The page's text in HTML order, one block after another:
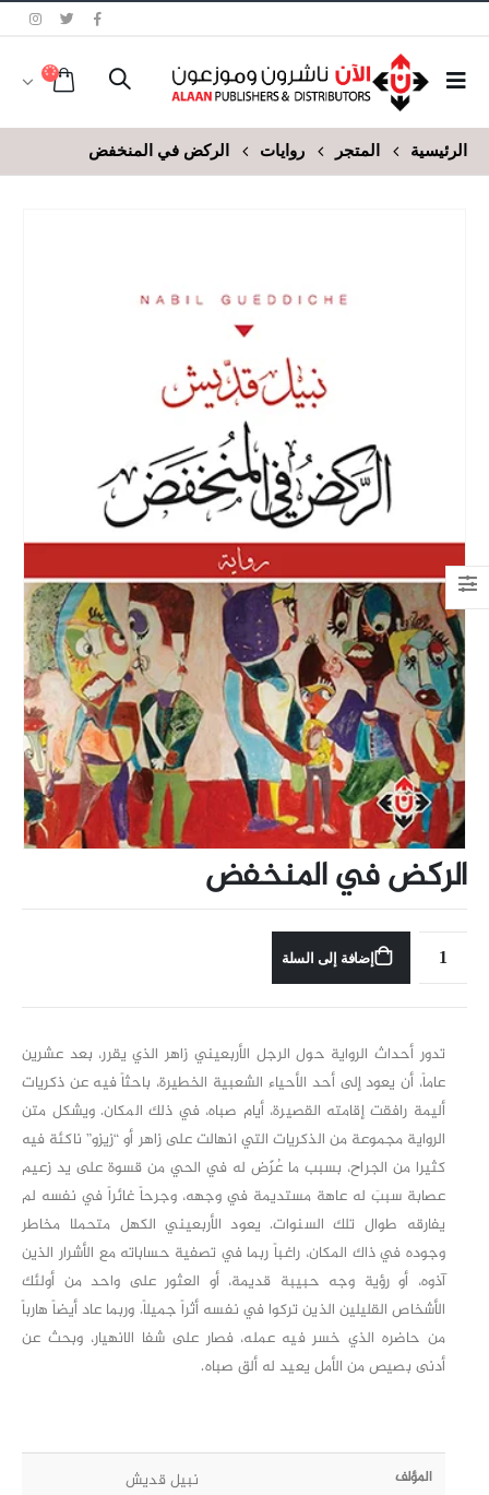
الرئيسية المتجر روايات الركض في المنخفض
الركض في المنخفض
إضافة إلى السلة
تدور أحداث الرواية حول الرجل الأربعيني زاهر الذي يقرر، بعد عشرين
عاماً، أن يعود إلى أحد الأحياء الشعبية الخطيرة، باحثاً فيه عن ذكريات
أليمة رافقت إقامته القصيرة، أيام صباه، في ذلك المكان. ويشكل متن
الرواية مجموعة من الذكريات التي انهالت على زاهر أو “زيزو” ناكئة فيه
كثيرا من الجراح، بسبب ما عُرّض له في الحي من قسوة على يد زعيم
عصابة سببَ له عاهة مستديمة في وجهه، وجرحاً غائراً في نفسه لم
يفارقه طوال تلك السنوات. يعود الأربعيني الكهل متحملا مخاطر
وجوده في ذاك المكان، راغباً ربما في تصفية حساباته مع الأشرار الذين
آذوه، أو رؤية وجه حبيبة قديمة، أو العثور على واحد من أولئك
الأشخاص القليلين الذين تركوا في نفسه أثراً جميلاً. وربما عاد أيضاً هارباً
من حاضره الذي خسر فيه عمله، فصار على شفا الانهيار، وبحث عن
أدنى بصيص من الأمل يعيد له ألق صباه.
المؤلف نبيل قديش